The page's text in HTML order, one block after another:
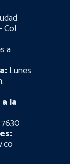
Col
a
Lunes
la